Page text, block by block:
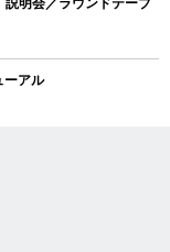
ーアル